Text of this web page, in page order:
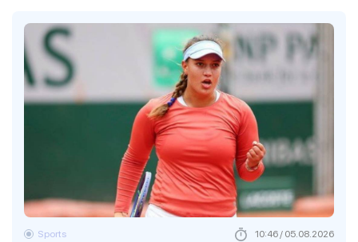
Sports 10:46 / 05.08.2026